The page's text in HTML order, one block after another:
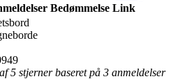
Bedømmelse Link
5 stjerner baseret på 3 anmeldelser